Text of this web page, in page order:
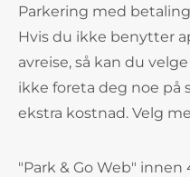
Parkering med
Hvis du ikke benytter
avreise, så kan du
ikke foreta deg noe på
ekstra kostnad. Velg
"Park & Go Web"